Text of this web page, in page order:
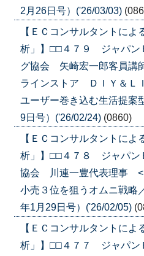
2月26日号）('26/03/03)
【ＥＣコンサルタントに
析」】□□４７９ ジャパン
グ協会 矢崎宏一郎客員
ラインストア ＤＩＹ＆Ｌ
ユーザー巻き込む生活提案
9日号）('26/02/24) (0860)
【ＥＣコンサルタントに
析」】□□４７８ ジャパン
協会 川連一豊代表理事 <
小売３位を狙うオムニ戦略
年1月29日号）('26/02/05)
【ＥＣコンサルタントに
析」】□□４７７ ジャパン